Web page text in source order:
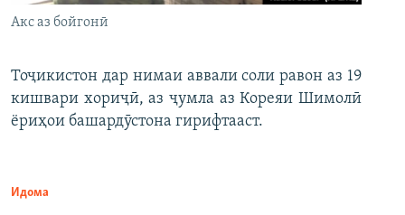
Акс аз бойгонӣ
Тоҷикистон дар нимаи аввали соли равон аз 19
кишвари хориҷӣ, аз ҷумла аз Кореяи Шимолӣ
ёриҳои башардӯстона гирифтааст.
Идома